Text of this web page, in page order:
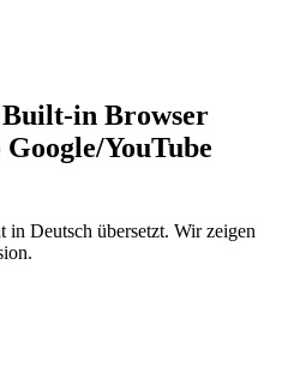
in Browser
YouTube
Deutsch übersetzt. Wir zeigen